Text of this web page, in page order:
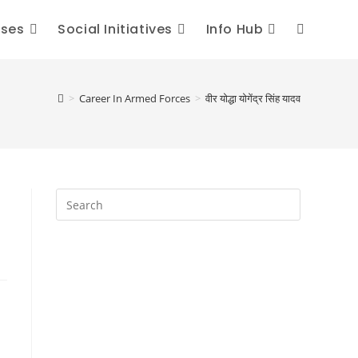
Social Initiatives Info Hub Toggle
> Career In Armed Forces > वीर योद्धा योगेंद्र सिंह यादव